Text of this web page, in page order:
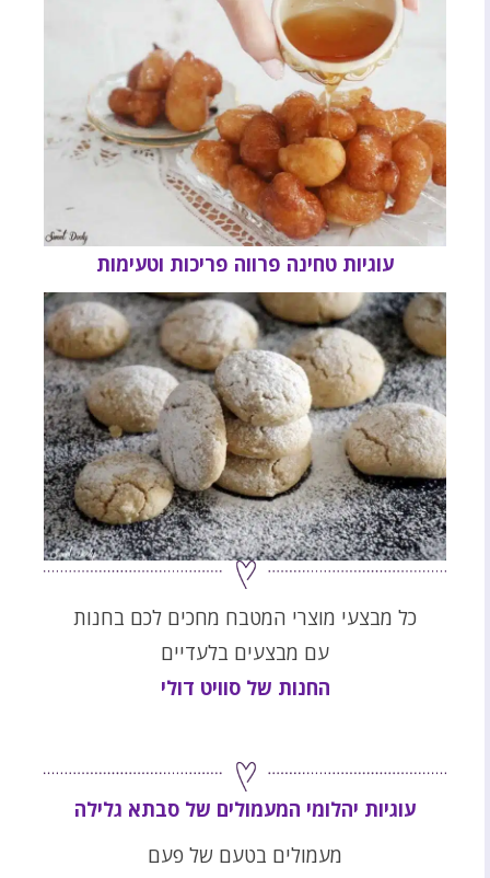
עוגיות טחינה פרווה פריכות וטעימות
כל מבצעי מוצרי המטבח מחכים לכם בחנות
עם מבצעים בלעדיים
החנות של סוויט דולי
עוגיות יהלומי המעמולים של סבתא גלילה
מעמולים בטעם של פעם